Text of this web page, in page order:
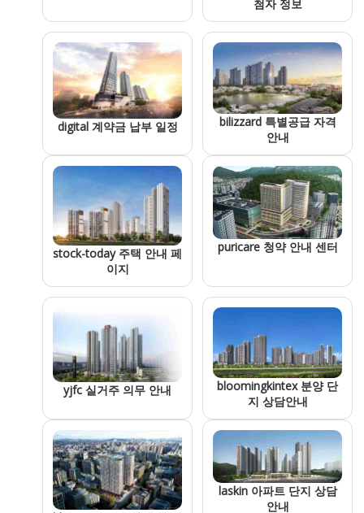
첨자 정보
digital 계약금 납부 일정
bilizzard 특별공급 자격
안내
stock-today 주택 안내 페
이지
puricare 청약 안내 센터
yjfc 실거주 의무 안내
bloomingkintex 분양 단
지 상담안내
laskin 아파트 단지 상담
안내